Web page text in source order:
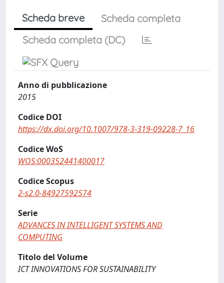
Scheda breve
Scheda completa
Scheda completa (DC)
Anno di pubblicazione
2015
Codice DOI
https://dx.doi.org/10.1007/978-3-319-09228-7_16
Codice WoS
WOS:000352441400017
Codice Scopus
2-s2.0-84927592574
Serie
ADVANCES IN INTELLIGENT SYSTEMS AND
COMPUTING
Titolo del Volume
ICT INNOVATIONS FOR SUSTAINABILITY